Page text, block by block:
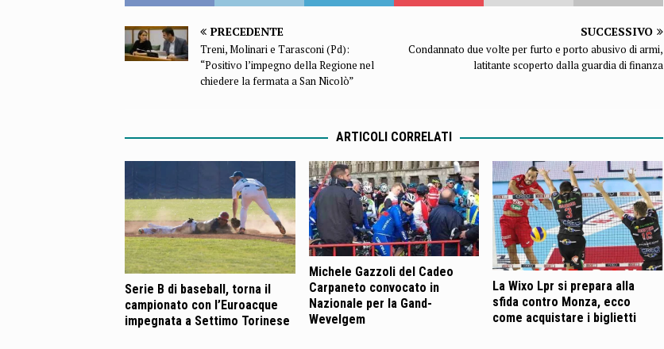
PRECEDENTE
Treni, Molinari e Tarasconi (Pd):
“Positivo l’impegno della Regione nel
chiedere la fermata a San Nicolò”
SUCCESSIVO
Condannato due volte per furto e porto abusivo di armi,
latitante scoperto dalla guardia di finanza
ARTICOLI CORRELATI
Serie B di baseball, torna il
campionato con l’Euroacque
impegnata a Settimo Torinese
Michele Gazzoli del Cadeo
Carpaneto convocato in
Nazionale per la Gand-
Wevelgem
La Wixo Lpr si prepara alla
sfida contro Monza, ecco
come acquistare i biglietti